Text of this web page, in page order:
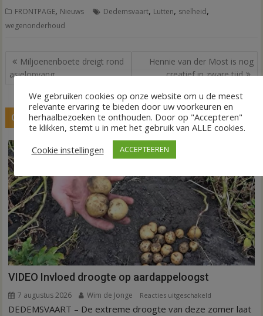
FRONTPAGE, Nieuws Dedemsvaart, Lutten, snelheid,
wegenonderhoud
Bericht
navigatie
Miljoenenboete dreigt rond
asielopvang
Hennie van der Most is nog
creatief in zware tijd
GERELATEERDE BERICHTEN
VIDEO Invloed droogte op aardappeloogst
7 augustus 2026 Wim de Jonge Reacties uitgeschakeld
VIDEO
DEDEMSVAART – De extreme droogte van deze zomer laat
We gebruiken cookies op onze website om u de meest
relevante ervaring te bieden door uw voorkeuren en
herhaalbezoeken te onthouden. Door op "Accepteren"
te klikken, stemt u in met het gebruik van ALLE cookies.
Cookie instellingen
ACCEPTEEREN